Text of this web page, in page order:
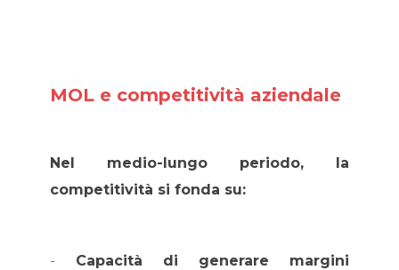
MOL e competitività aziendale
Nel medio-lungo periodo, la
competitività si fonda su:
- Capacità di generare margini